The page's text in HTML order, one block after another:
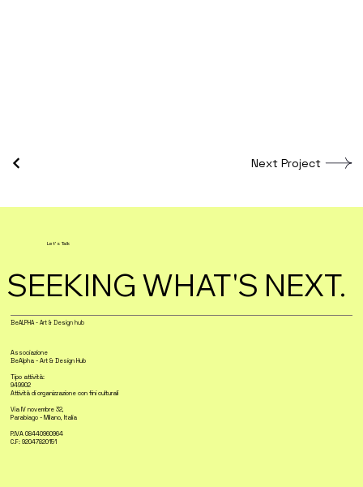
Next Project
SEEKING WHAT'S NEXT.
Let's Talk
BeALPHA - Art & Design hub
Associazione
BeAlpha - Art & Design Hub
Tipo attività:
949902
Attività di organizzazione con fini culturali
Via IV novembre 32,
Parabiago - Milano, Italia
P.IVA 08440960964
C.F: 92047820151